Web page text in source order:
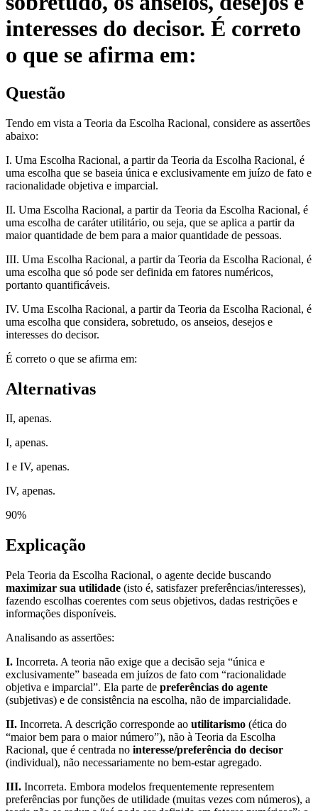
interesses do decisor. É correto
o que se afirma em:
Questão
Tendo em vista a Teoria da Escolha Racional, considere as assertões
abaixo:
I. Uma Escolha Racional, a partir da Teoria da Escolha Racional, é
uma escolha que se baseia única e exclusivamente em juízo de fato e
racionalidade objetiva e imparcial.
II. Uma Escolha Racional, a partir da Teoria da Escolha Racional, é
uma escolha de caráter utilitário, ou seja, que se aplica a partir da
maior quantidade de bem para a maior quantidade de pessoas.
III. Uma Escolha Racional, a partir da Teoria da Escolha Racional, é
uma escolha que só pode ser definida em fatores numéricos,
portanto quantificáveis.
IV. Uma Escolha Racional, a partir da Teoria da Escolha Racional, é
uma escolha que considera, sobretudo, os anseios, desejos e
interesses do decisor.
É correto o que se afirma em:
Alternativas
II, apenas.
I, apenas.
I e IV, apenas.
IV, apenas.
90%
Explicação
Pela Teoria da Escolha Racional, o agente decide buscando
maximizar sua utilidade (isto é, satisfazer preferências/interesses),
fazendo escolhas coerentes com seus objetivos, dadas restrições e
informações disponíveis.
Analisando as assertões:
I. Incorreta. A teoria não exige que a decisão seja “única e
exclusivamente” baseada em juízos de fato com “racionalidade
objetiva e imparcial”. Ela parte de preferências do agente
(subjetivas) e de consistência na escolha, não de imparcialidade.
II. Incorreta. A descrição corresponde ao utilitarismo (ética do
“maior bem para o maior número”), não à Teoria da Escolha
Racional, que é centrada no interesse/preferência do decisor
(individual), não necessariamente no bem-estar agregado.
III. Incorreta. Embora modelos frequentemente representem
preferências por funções de utilidade (muitas vezes com números), a